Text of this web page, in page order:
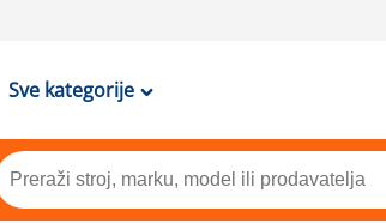
Sve kategorije